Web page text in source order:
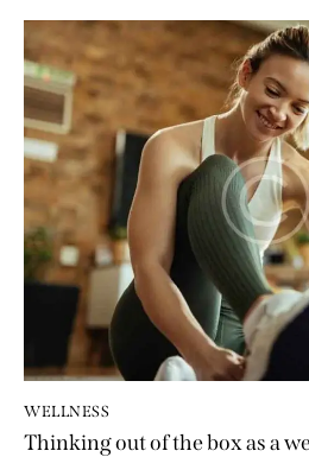
WELLNESS
Thinking out of the box as a